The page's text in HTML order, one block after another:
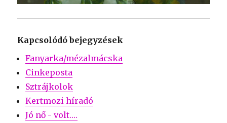
Kapcsolódó bejegyzések
Fanyarka/mézalmácska
Cinkeposta
Sztrájkolok
Kertmozi híradó
Jó nő - volt….